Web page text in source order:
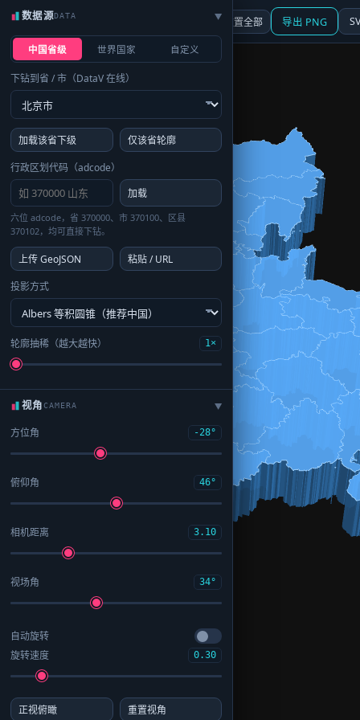
☰ 面板 地图 重置全部 导出 PNG
数据源DATA ▶
中国省级 世界国家 自定义
下钻到省 / 市（DataV 在线）
加载该省下级
仅该省轮廓
行政区划代码（adcode）
加载
六位 adcode，省 370000、市 370100、区县
370102，均可直接下钻。
上传 GeoJSON
粘贴 / URL
投影方式
轮廓抽稀（越大越快） 1×
视角CAMERA ▶
方位角 -28°
俯仰角 46°
相机距离 3.10
视场角 34°
自动旋转
旋转速度
0.30
正视俯瞰 重置视角